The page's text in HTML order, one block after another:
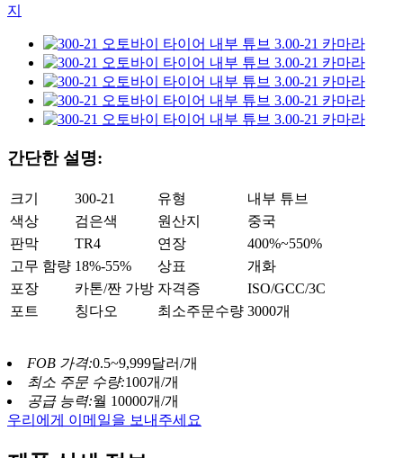
간단한 설명:
크기 300-21 유형
내부 튜브
색상
검은색 원산지
중국
판막
TR4 연장
400%~550%
고무 함량 18%-55% 상표
개화
포장
카톤/짠 가방 자격증
ISO/GCC/3C
포트
칭다오 최소주문수량 3000개
FOB 가격:0.5~9,999달러/개
최소 주문 수량:100개/개
공급 능력:월 10000개/개
우리에게 이메일을 보내주세요